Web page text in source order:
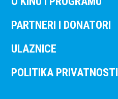
PARTNERI I DONATORI
ULAZNICE
POLITIKA PRIVATNOSTI